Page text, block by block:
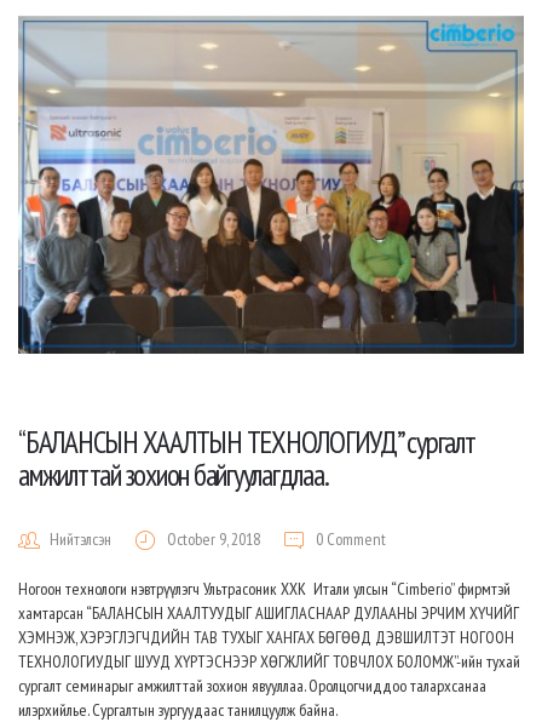
“БАЛАНСЫН ХААЛТЫН ТЕХНОЛОГИУД” сургалт
амжилттай зохион байгуулагдлаа.
Нийтэлсэн October 9, 2018 0 Comment
Ногоон технологи нэвтрүүлэгч Ультрасоник ХХК Итали улсын “Cimberio” фирмтэй
хамтарсан “БАЛАНСЫН ХААЛТУУДЫГ АШИГЛАСНААР ДУЛААНЫ ЭРЧИМ ХҮЧИЙГ
ХЭМНЭЖ, ХЭРЭГЛЭГЧДИЙН ТАВ ТУХЫГ ХАНГАХ БӨГӨӨД ДЭВШИЛТЭТ НОГООН
ТЕХНОЛОГИУДЫГ ШУУД ХҮРТЭСНЭЭР ХӨГЖЛИЙГ ТОВЧЛОХ БОЛОМЖ”-ийн тухай
сургалт семинарыг амжилттай зохион явууллаа. Оролцогчиддоо талархсанаа
илэрхийлье. Сургалтын зургуудаас танилцуулж байна.